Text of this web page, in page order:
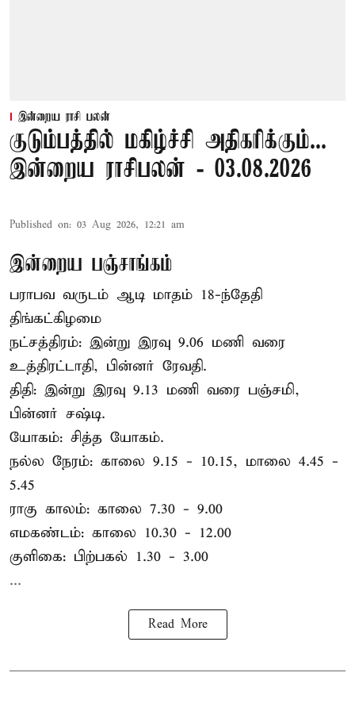
இன்றைய ராசி பலன்
குடும்பத்தில் மகிழ்ச்சி அதிகரிக்கும்...
இன்றைய ராசிபலன் - 03.08.2026
Published on: 03 Aug 2026, 12:21 am
இன்றைய பஞ்சாங்கம்
பராபவ வருடம் ஆடி மாதம் 18-ந்தேதி
திங்கட்கிழமை
நட்சத்திரம்: இன்று இரவு 9.06 மணி வரை
உத்திரட்டாதி, பின்னர் ரேவதி.
திதி: இன்று இரவு 9.13 மணி வரை பஞ்சமி,
பின்னர் சஷ்டி.
யோகம்: சித்த யோகம்.
நல்ல நேரம்: காலை 9.15 - 10.15, மாலை 4.45 -
5.45
ராகு காலம்: காலை 7.30 - 9.00
எமகண்டம்: காலை 10.30 - 12.00
குளிகை: பிற்பகல் 1.30 - 3.00
...
Read More